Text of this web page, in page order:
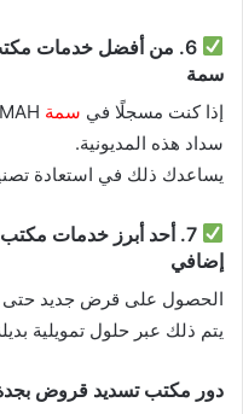
6. من أفضل خدمات
سمة
إذا كنت مسجلًا في سمة
سداد هذه المديونية.
يساعدك ذلك في استعادة
7. أحد أبرز خدمات
إضافي
الحصول على قرض جديد حتى
يتم ذلك عبر حلول تمويلية
دور مكتب تسديد قروض